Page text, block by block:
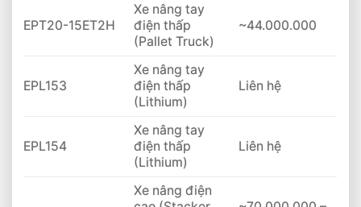
EPT20-15ET2H
Xe nâng tay
điện thấp
(Pallet Truck)
~44.000.000
EPL153
Xe nâng tay
điện thấp
(Lithium)
Liên hệ
EPL154
Xe nâng tay
điện thấp
(Lithium)
Liên hệ
Xe nâng điện